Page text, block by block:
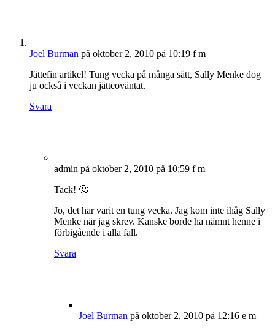
Joel Burman på oktober 2, 2010 på 10:19 f m
Jättefin artikel! Tung vecka på många sätt, Sally Menke dog
ju också i veckan jätteoväntat.
Svara
admin på oktober 2, 2010 på 10:59 f m
Tack! 🙂
Jo, det har varit en tung vecka. Jag kom inte ihåg Sally
Menke när jag skrev. Kanske borde ha nämnt henne i
förbigående i alla fall.
Svara
Joel Burman på oktober 2, 2010 på 12:16 e m